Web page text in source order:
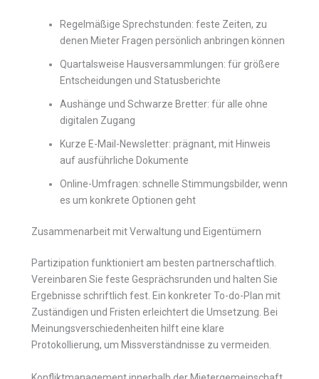
Regelmäßige Sprechstunden: feste Zeiten, zu
denen Mieter Fragen persönlich anbringen können
Quartalsweise Hausversammlungen: für größere
Entscheidungen und Statusberichte
Aushänge und Schwarze Bretter: für alle ohne
digitalen Zugang
Kurze E-Mail-Newsletter: prägnant, mit Hinweis
auf ausführliche Dokumente
Online-Umfragen: schnelle Stimmungsbilder, wenn
es um konkrete Optionen geht
Zusammenarbeit mit Verwaltung und Eigentümern
Partizipation funktioniert am besten partnerschaftlich.
Vereinbaren Sie feste Gesprächsrunden und halten Sie
Ergebnisse schriftlich fest. Ein konkreter To-do-Plan mit
Zuständigen und Fristen erleichtert die Umsetzung. Bei
Meinungsverschiedenheiten hilft eine klare
Protokollierung, um Missverständnisse zu vermeiden.